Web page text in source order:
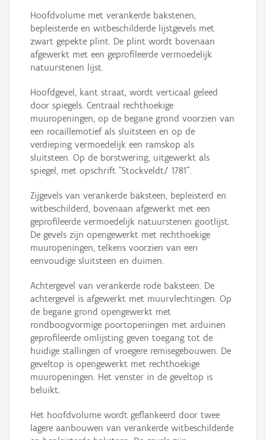
Hoofdvolume met verankerde bakstenen,
bepleisterde en witbeschilderde lijstgevels met
zwart gepekte plint. De plint wordt bovenaan
afgewerkt met een geprofileerde vermoedelijk
natuurstenen lijst.
Hoofdgevel, kant straat, wordt verticaal geleed
door spiegels. Centraal rechthoekige
muuropeningen, op de begane grond voorzien van
een rocaillemotief als sluitsteen en op de
verdieping vermoedelijk een ramskop als
sluitsteen. Op de borstwering, uitgewerkt als
spiegel, met opschrift "Stockveldt/ 1781".
Zijgevels van verankerde baksteen, bepleisterd en
witbeschilderd, bovenaan afgewerkt met een
geprofileerde vermoedelijk natuurstenen gootlijst.
De gevels zijn opengewerkt met rechthoekige
muuropeningen, telkens voorzien van een
eenvoudige sluitsteen en duimen.
Achtergevel van verankerde rode baksteen. De
achtergevel is afgewerkt met muurvlechtingen. Op
de begane grond opengewerkt met
rondboogvormige poortopeningen met arduinen
geprofileerde omlijsting geven toegang tot de
huidige stallingen of vroegere remisegebouwen. De
geveltop is opengewerkt met rechthoekige
muuropeningen. Het venster in de geveltop is
beluikt.
Het hoofdvolume wordt geflankeerd door twee
lagere aanbouwen van verankerde witbeschilderde